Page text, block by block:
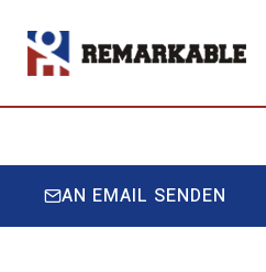
Inhalt
springen
AN EMAIL SENDEN